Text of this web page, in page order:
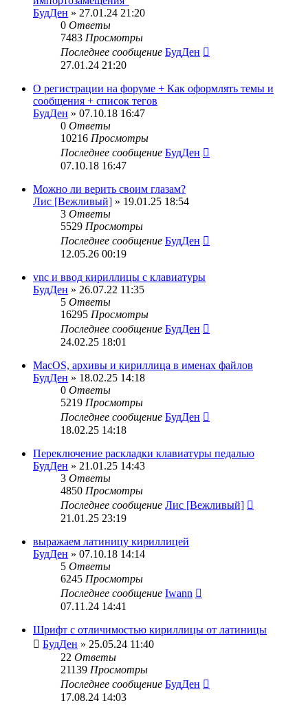
БудДен » 27.01.24 21:20
0 Ответы
7483 Просмотры
Последнее сообщение БудДен
27.01.24 21:20
О регистрации на форуме + Как оформлять темы и
сообщения + список тегов
БудДен » 07.10.18 16:47
0 Ответы
10216 Просмотры
Последнее сообщение БудДен
07.10.18 16:47
Можно ли верить своим глазам?
Лис [Вежливый] » 19.01.25 18:54
3 Ответы
5529 Просмотры
Последнее сообщение БудДен
12.05.26 00:19
vnc и ввод кириллицы с клавиатуры
БудДен » 26.07.22 11:35
5 Ответы
16295 Просмотры
Последнее сообщение БудДен
24.02.25 18:01
MacOS, архивы и кириллица в именах файлов
БудДен » 18.02.25 14:18
0 Ответы
5219 Просмотры
Последнее сообщение БудДен
18.02.25 14:18
Переключение раскладки клавиатуры педалью
БудДен » 21.01.25 14:43
3 Ответы
4850 Просмотры
Последнее сообщение Лис [Вежливый]
21.01.25 23:19
выражаем латиницу кириллицей
БудДен » 07.10.18 14:14
5 Ответы
6245 Просмотры
Последнее сообщение Iwann
07.11.24 14:41
Шрифт с отличимостью кириллицы от латиницы
БудДен » 25.05.24 11:40
22 Ответы
21139 Просмотры
Последнее сообщение БудДен
17.08.24 14:03